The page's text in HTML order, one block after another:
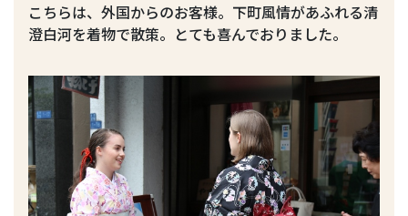
こちらは、外国からのお客様。下町風情があふれる清
澄白河を着物で散策。とても喜んでおりました。